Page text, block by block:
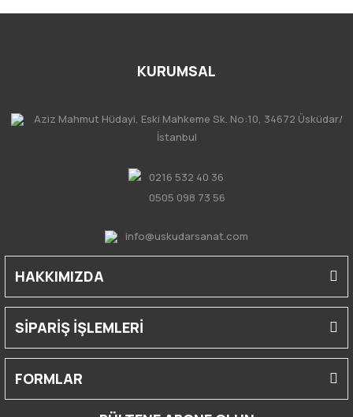
KURUMSAL
Aziz Mahmut Hüdayi, Eski Mahkeme Sk. No:10, 34672 Üsküdar/
İstanbul
0216 532 40 36
0505 098 73 56
info@uskudarsanat.com
HAKKIMIZDA
SİPARİŞ İŞLEMLERİ
FORMLAR